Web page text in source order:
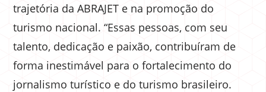
trajetória da ABRAJET e na promoção do
turismo nacional. “Essas pessoas, com seu
talento, dedicação e paixão, contribuíram de
forma inestimável para o fortalecimento do
jornalismo turístico e do turismo brasileiro.